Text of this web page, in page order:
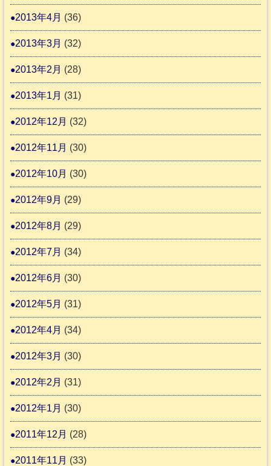
2013年4月 (36)
2013年3月 (32)
2013年2月 (28)
2013年1月 (31)
2012年12月 (32)
2012年11月 (30)
2012年10月 (30)
2012年9月 (29)
2012年8月 (29)
2012年7月 (34)
2012年6月 (30)
2012年5月 (31)
2012年4月 (34)
2012年3月 (30)
2012年2月 (31)
2012年1月 (30)
2011年12月 (28)
2011年11月 (33)